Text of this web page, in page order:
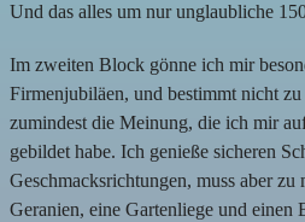
Und das alles um nur unglaubliche
Im zweiten Block gönne ich mir
Firmenjubiläen, und bestimmt nicht
zumindest die Meinung, die ich mir
gebildet habe. Ich genieße sicheren
Geschmacksrichtungen, muss aber zu
Geranien, eine Gartenliege und einen